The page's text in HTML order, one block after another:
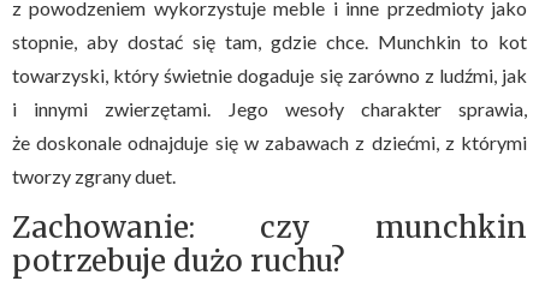
z powodzeniem wykorzystuje meble i inne przedmioty jako
stopnie, aby dostać się tam, gdzie chce. Munchkin to kot
towarzyski, który świetnie dogaduje się zarówno z ludźmi, jak
i innymi zwierzętami. Jego wesoły charakter sprawia,
że doskonale odnajduje się w zabawach z dziećmi, z którymi
tworzy zgrany duet.
Zachowanie: czy munchkin
potrzebuje dużo ruchu?